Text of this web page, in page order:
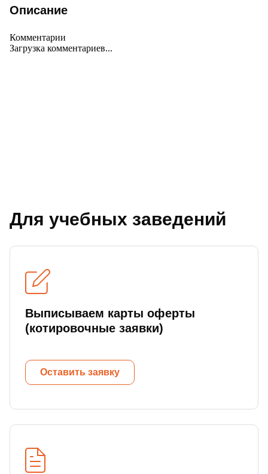
Описание
Комментарии
Загрузка комментариев...
Для учебных заведений
Выписываем карты оферты
(котировочные заявки)
Оставить заявку